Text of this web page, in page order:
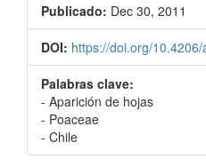
Publicado: Dec 30, 2011
DOI: https://doi.org/
Palabras clave:
- Aparición de hojas
- Poaceae
- Chile